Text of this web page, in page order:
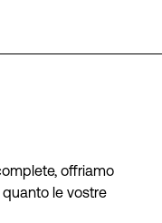
offriamo
le vostre